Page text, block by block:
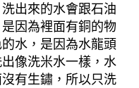
出來的水會跟石油
因為裡面有銅的物
水，是因為水龍頭
像洗米水一樣，水
有生鏽，所以只洗